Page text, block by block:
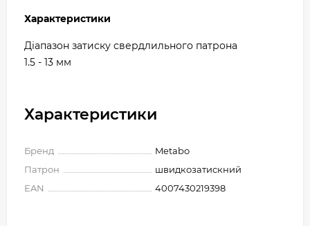
Характеристики
Діапазон затиску свердлильного патрона
1.5 - 13 мм
Характеристики
Бренд
Metabo
Патрон
швидкозатискний
EAN
4007430219398